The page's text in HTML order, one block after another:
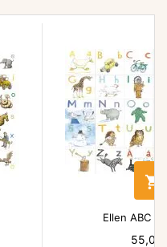

Ellen ABC
Pris
55,00